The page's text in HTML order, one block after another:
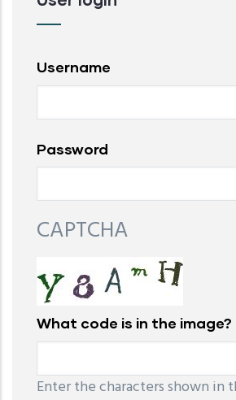
Username
Password
CAPTCHA
What code is in the image?
Enter the characters shown in